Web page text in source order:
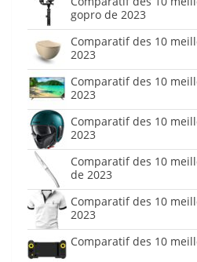
gopro de 2023
Comparatif des 10
2023
Comparatif des 10
2023
Comparatif des 10
2023
Comparatif des 10
de 2023
Comparatif des 10
2023
Comparatif des 10